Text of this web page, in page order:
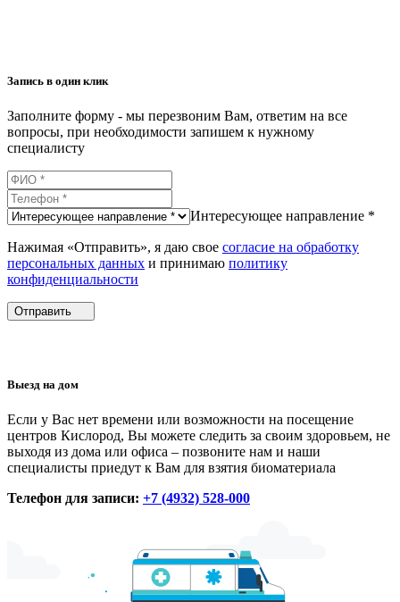
Запись в один клик
Заполните форму - мы перезвоним Вам, ответим на все
вопросы, при необходимости запишем к нужному
специалисту
Интересующее направление *
Нажимая «Отправить», я даю свое согласие на обработку
персональных данных и принимаю политику
конфиденциальности
Отправить
Выезд на дом
Если у Вас нет времени или возможности на посещение
центров Кислород, Вы можете следить за своим здоровьем, не
выходя из дома или офиса – позвоните нам и наши
специалисты приедут к Вам для взятия биоматериала
Телефон для записи: +7 (4932) 528-000